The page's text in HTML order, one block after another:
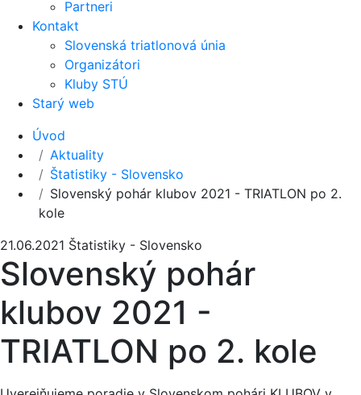
Partneri
Kontakt
Slovenská triatlonová únia
Organizátori
Kluby STÚ
Starý web
Úvod
Aktuality
Štatistiky - Slovensko
Slovenský pohár klubov 2021 - TRIATLON po 2.
kole
21.06.2021 Štatistiky - Slovensko
Slovenský pohár
klubov 2021 -
TRIATLON po 2. kole